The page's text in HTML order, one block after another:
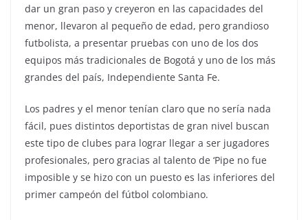
dar un gran paso y creyeron en las capacidades del
menor, llevaron al pequeño de edad, pero grandioso
futbolista, a presentar pruebas con uno de los dos
equipos más tradicionales de Bogotá y uno de los más
grandes del país, Independiente Santa Fe.
Los padres y el menor tenían claro que no sería nada
fácil, pues distintos deportistas de gran nivel buscan
este tipo de clubes para lograr llegar a ser jugadores
profesionales, pero gracias al talento de ‘Pipe no fue
imposible y se hizo con un puesto es las inferiores del
primer campeón del fútbol colombiano.